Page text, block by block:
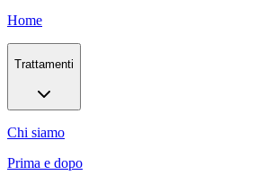
Home
Trattamenti
Chi siamo
Prima e dopo